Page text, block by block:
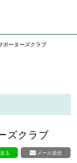
ポーターズクラブ
ズクラブ
る メール送信